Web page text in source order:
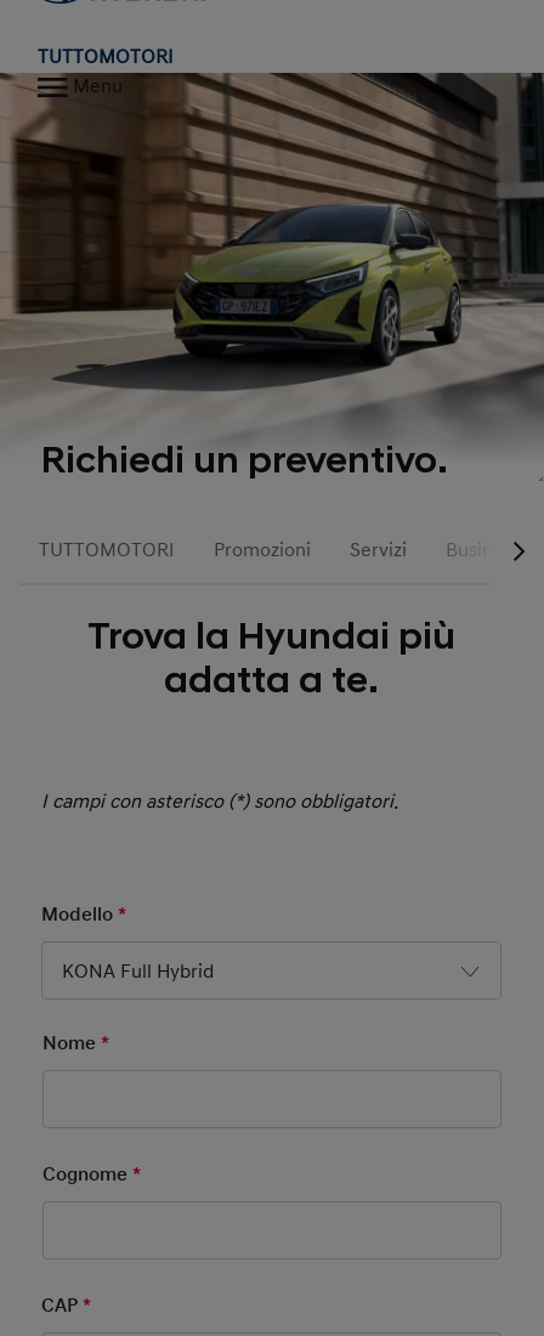
TUTTOMOTORI
Menu
Richiedi un preventivo.
TUTTOMOTORI Promozioni Servizi Business
Trova la Hyundai più
adatta a te.
I campi con asterisco (*) sono obbligatori.
Modello*
KONA Full Hybrid
Nome *Mandatory Field
Cognome *Mandatory Field
CAP*